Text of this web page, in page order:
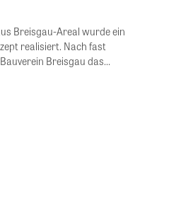
Breisgau-Areal wurde ein
realisiert. Nach fast
Breisgau das...